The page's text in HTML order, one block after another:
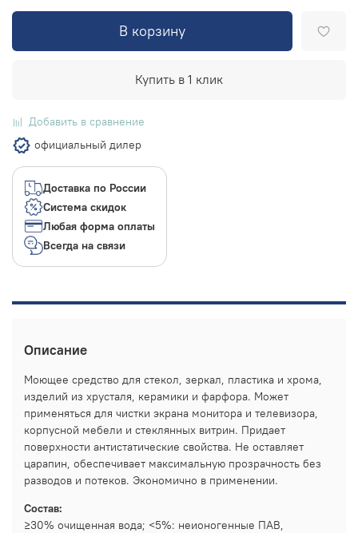
В корзину
Купить в 1 клик
Добавить в сравнение
официальный дилер
Доставка по России
Система скидок
Любая форма оплаты
Всегда на связи
Описание
Моющее средство для стекол, зеркал, пластика и хрома,
изделий из хрусталя, керамики и фарфора. Может
применяться для чистки экрана монитора и телевизора,
корпусной мебели и стеклянных витрин. Придает
поверхности антистатические свойства. Не оставляет
царапин, обеспечивает максимальную прозрачность без
разводов и потеков. Экономично в применении.
Состав:
≥30% очищенная вода; <5%: неионогенные ПАВ,